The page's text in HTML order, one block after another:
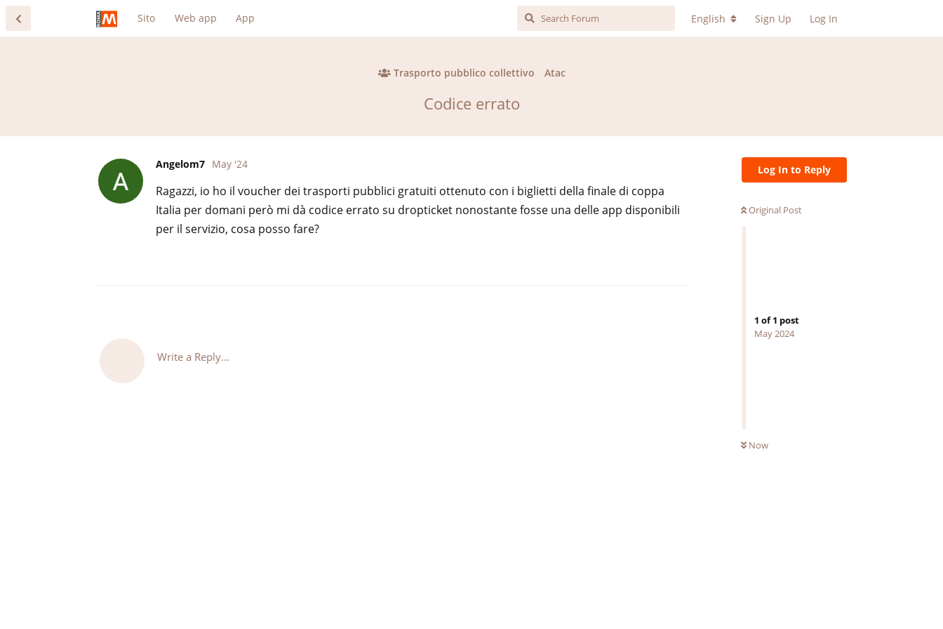
Sito Web app App English Sign Up Log In
Trasporto pubblico collettivo Atac
Codice errato
Log In to Reply
Original Post
1 of1 post
May 2024
Now
Angelom7 May '24
Ragazzi, io ho il voucher dei trasporti pubblici gratuiti ottenuto con i biglietti della finale di coppa
Italia per domani però mi dà codice errato su dropticket nonostante fosse una delle app disponibili
per il servizio, cosa posso fare?
Write a Reply...